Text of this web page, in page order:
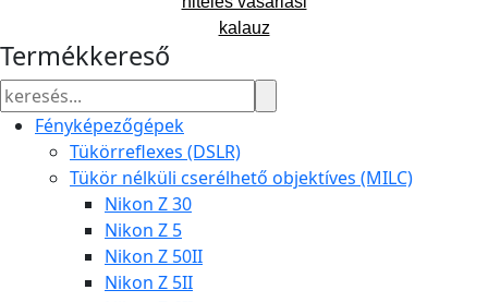
kalauz
Termékkereső
Fényképezőgépek
Tükörreflexes (DSLR)
Tükör nélküli cserélhető objektíves (MILC)
Nikon Z 30
Nikon Z 5
Nikon Z 50II
Nikon Z 5II